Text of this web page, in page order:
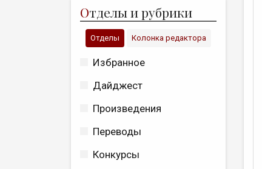
Отделы и рубрики
Отделы Колонка редактора
Избранное
Дайджест
Произведения
Переводы
Конкурсы